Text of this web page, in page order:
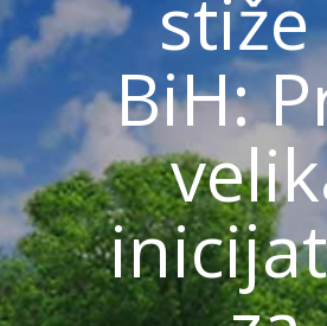
BiH:
KONTAKT